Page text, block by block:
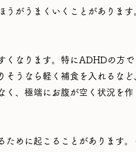
がうまくいくことがあります
くなります。特にADHDの方
うなら軽く補食を入れるな
、極端にお腹が空く状況を作
めに起こることがあります